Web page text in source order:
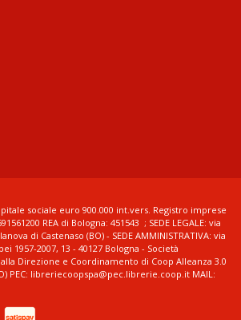
sociale euro 900.000 int.vers. Registro imprese
REA di Bologna: 451543 ; SEDE LEGALE: via
di Castenaso (BO) - SEDE AMMINISTRATIVA: via
1957-2007, 13 - 40127 Bologna - Società
Direzione e Coordinamento di Coop Alleanza 3.0
PEC: libreriecoopspa@pec.librerie.coop.it MAIL: